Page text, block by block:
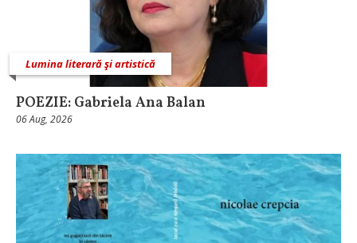
Lumina literară şi artistică
POEZIE: Gabriela Ana Balan
06 Aug, 2026